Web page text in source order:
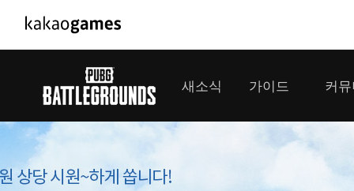
PC/모바일게임
도깨비의세계
아키에이지 워
배틀그라
패스 오브
패스 오브
새소식 가이드 커
플레이